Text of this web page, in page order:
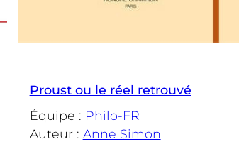
Proust ou le réel retrouvé
Équipe : Philo-FR
Auteur : Anne Simon